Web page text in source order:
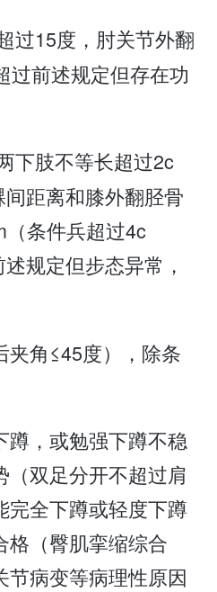
过15度，肘关节外翻
过前述规定但存在功
下肢不等长超过2c
距离和膝外翻胫骨
条件兵超过4c
规定但步态异常，
夹角≤45度），除条
蹲，或勉强下蹲不稳
双足分开不超过肩
完全下蹲或轻度下蹲
格（臀肌挛缩综合
病变等病理性原因